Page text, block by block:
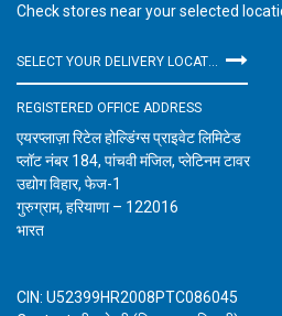
Check stores near your selected
REGISTERED OFFICE ADDRESS
एयरप्लाज़ा रिटेल होल्डिंग्स प्राइवेट लिमिटेड
प्लॉट नंबर 184, पांचवी मंजिल, प्लेटिनम टावर
उद्योग विहार, फेज-1
गुरुग्राम, हरियाणा – 122016
भारत
CIN: U52399HR2008PTC086045